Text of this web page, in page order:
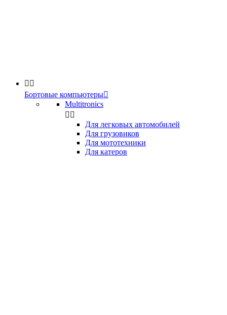
 
Бортовые компьютеры
Multitronics
 
Для легковых автомобилей
Для грузовиков
Для мототехники
Для катеров